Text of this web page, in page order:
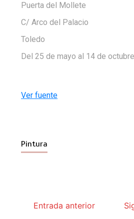
Puerta del Mollete
C/ Arco del Palacio
Toledo
Del 25 de mayo al 14 de
Ver fuente
Pintura
Entrada anterior